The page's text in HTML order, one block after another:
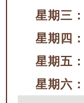
星期三：
星期四：
星期五：
星期六：